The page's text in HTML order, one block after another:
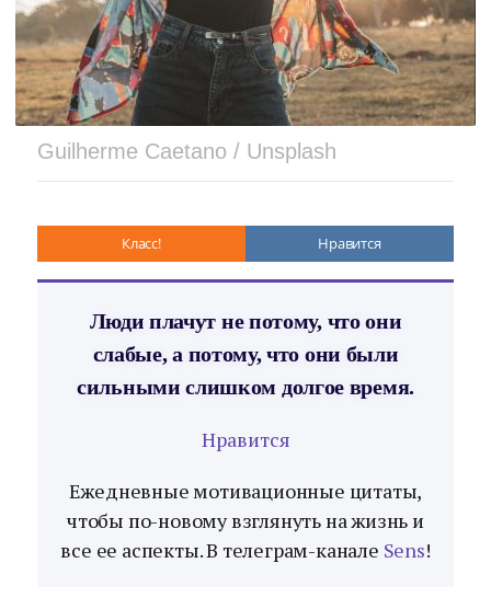
Guilherme Caetano / Unsplash
Класс! Нравится
Люди плачут не потому, что они
слабые, а потому, что они были
сильными слишком долгое время.
Нравится
Ежедневные мотивационные цитаты,
чтобы по-новому взглянуть на жизнь и
все ее аспекты. В телеграм-канале Sens!